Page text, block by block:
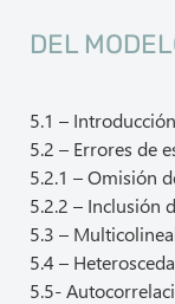
DEL
5.1 –
5.2 – Errores de
5.2.1 – Omisión
5.2.2 – Inclusión
5.3 –
5.4 –
5.5-